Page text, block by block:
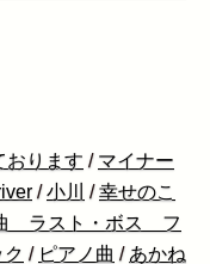
おります / マイナー
/小川 /幸せのこ
ラスト・ボス フ
/ ピアノ曲 / あかね